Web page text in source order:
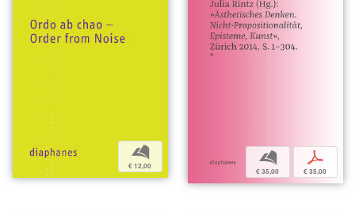
b
€ 12,00 b
€ 35,00
p
€ 35,00